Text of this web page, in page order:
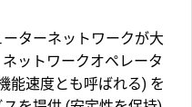
ターネットワークが大
ットワークオペレータ
能速度 とも呼ばれる) を